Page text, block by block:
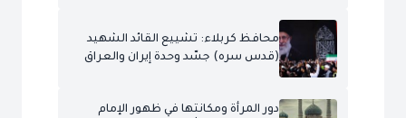
محافظ كربلاء: تشييع القائد الشهيد
(قدس سره) جسّد وحدة إيران والعراق
دور المرأة ومكانتها في ظهور الإمام